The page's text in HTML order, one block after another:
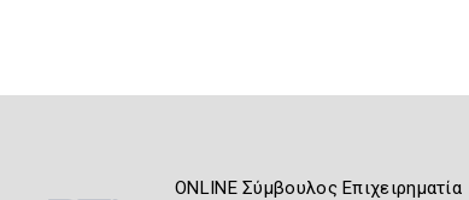
ONLINE Σύμβουλος Επιχειρηματία